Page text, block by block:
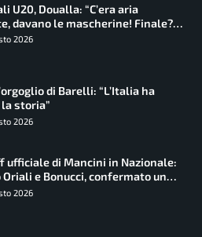
U20, Doualla: “C’era aria
davano le mascherine! Finale?
da perdere”
2026
di Barelli: “L’Italia ha
storia”
2026
ufficiale di Mancini in Nazionale:
Oriali e Bonucci, confermato un
2026